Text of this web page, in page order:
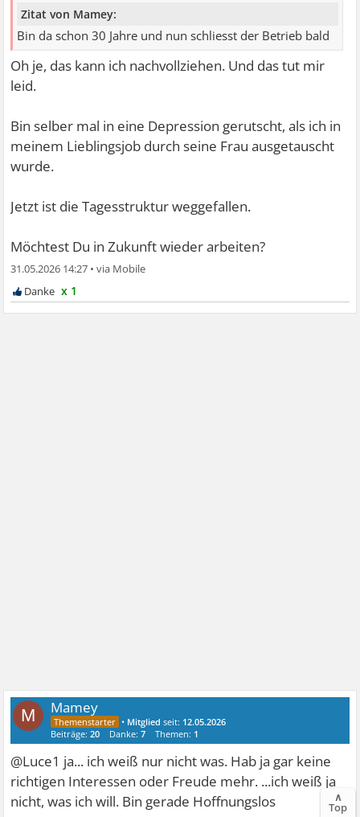
Zitat von Mamey:
Bin da schon 30 Jahre und nun schliesst der Betrieb bald
Oh je, das kann ich nachvollziehen. Und das tut mir
leid.
Bin selber mal in eine Depression gerutscht, als ich in
meinem Lieblingsjob durch seine Frau ausgetauscht
wurde.
Jetzt ist die Tagesstruktur weggefallen.
Möchtest Du in Zukunft wieder arbeiten?
31.05.2026 14:27 •
x 1
M Mamey
• Mitglied seit: 12.05.2026
Beiträge:20 Danke:7 Themen: 1
@Luce1 ja... ich weiß nur nicht was. Hab ja gar keine
richtigen Interessen oder Freude mehr. ...ich weiß ja
nicht, was ich will. Bin gerade Hoffnungslos
∧
Top